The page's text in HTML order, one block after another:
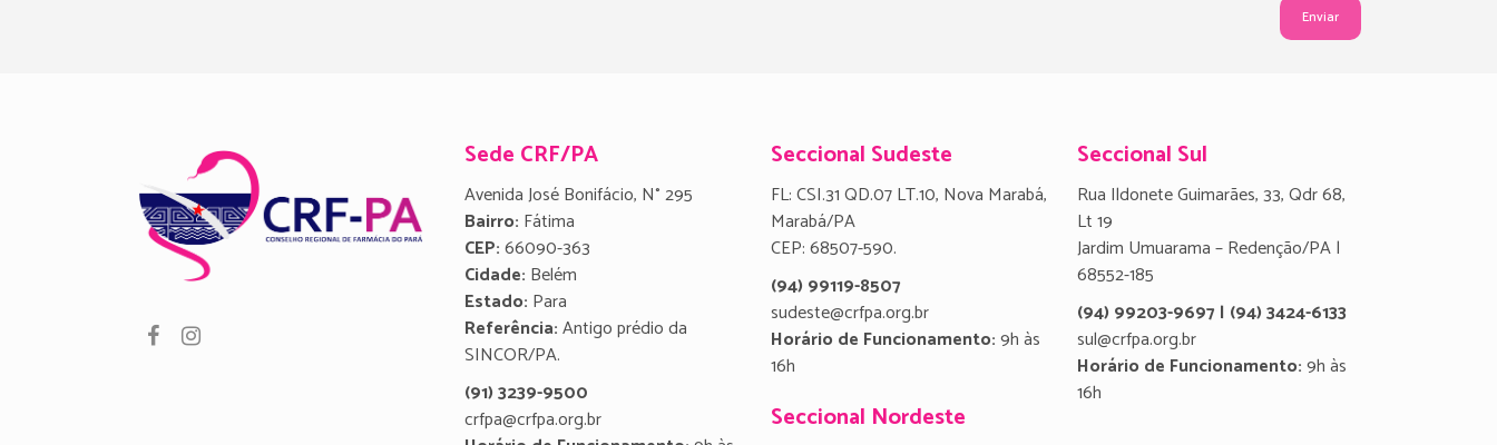
Sede CRF/PA
Avenida José Bonifácio, N° 295
Bairro: Fátima
CEP:66090-363
Cidade: Belém
Estado: Para
Referência:Antigo prédio da
SINCOR/PA.
(91) 3239-9500
crfpa@crfpa.org.br
Seccional Sudeste
FL: CSI.31 QD.07 LT.10, Nova Marabá,
Marabá/PA
CEP: 68507-590.
(94) 99119-8507
sudeste@crfpa.org.br
Horário de Funcionamento:9h às
16h
Seccional Nordeste
Seccional Sul
Rua Ildonete Guimarães, 33, Qdr 68,
Lt 19
Jardim Umuarama – Redenção/PA |
68552-185
(94) 99203-9697 | (94) 3424-6133
sul@crfpa.org.br
Horário de Funcionamento:9h às
16h